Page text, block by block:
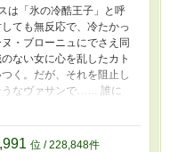
は「氷の冷酷王子」と呼
ても無反応で、冷たかっ
・ブローニュにでさえ同
ない女に心を乱したカト
く。だが、それを阻止し
うなヴァサンで…… 誰に
がずっと好きになれない
位 / 228,848件